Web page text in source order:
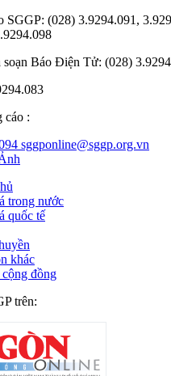
SGGP: (028) 3.9294.091,
Báo Điện Tử: (028)
cáo :
sggponline@sggp.org.vn
trong nước
quốc tế
khác
đồng
trên: